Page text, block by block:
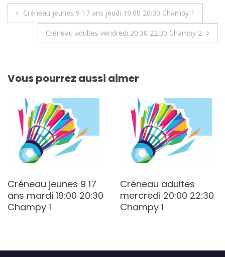
Navigation
Créneau jeunes 9 17 ans jeudi 19:00 20:30 Champy 1
Créneau adultes vendredi 20:30 22:30 Champy 2
Vous pourrez aussi aimer
Créneau jeunes 9 17
ans mardi 19:00 20:30
Champy 1
Créneau adultes
mercredi 20:00 22:30
Champy 1